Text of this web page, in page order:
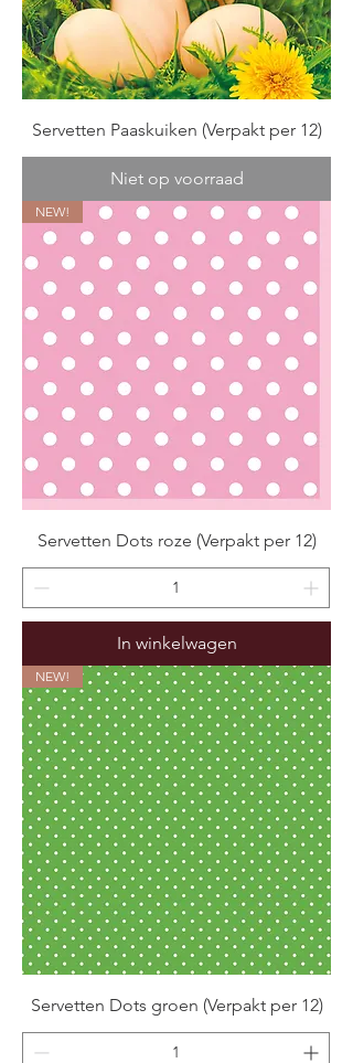
Servetten Paaskuiken (Verpakt per 12)
Niet op voorraad
NEW!
Servetten Dots roze (Verpakt per 12)
In winkelwagen
NEW!
Servetten Dots groen (Verpakt per 12)